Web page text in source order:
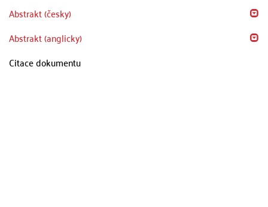
Abstrakt (česky)
Abstrakt (anglicky)
Citace dokumentu